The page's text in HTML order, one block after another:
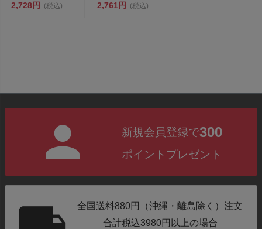
ック...
2,728円 (税込)
子...
2,761円 (税込)
新規会員登録で300
ポイントプレゼント
全国送料880円（沖縄・離島除く）注文
合計税込3980円以上の場合